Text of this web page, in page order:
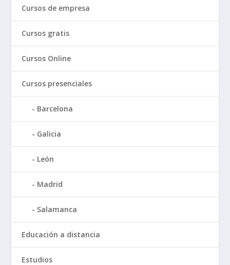
Cursos de empresa
Cursos gratis
Cursos Online
Cursos presenciales
Barcelona
Galicia
León
Madrid
Salamanca
Educación a distancia
Estudios